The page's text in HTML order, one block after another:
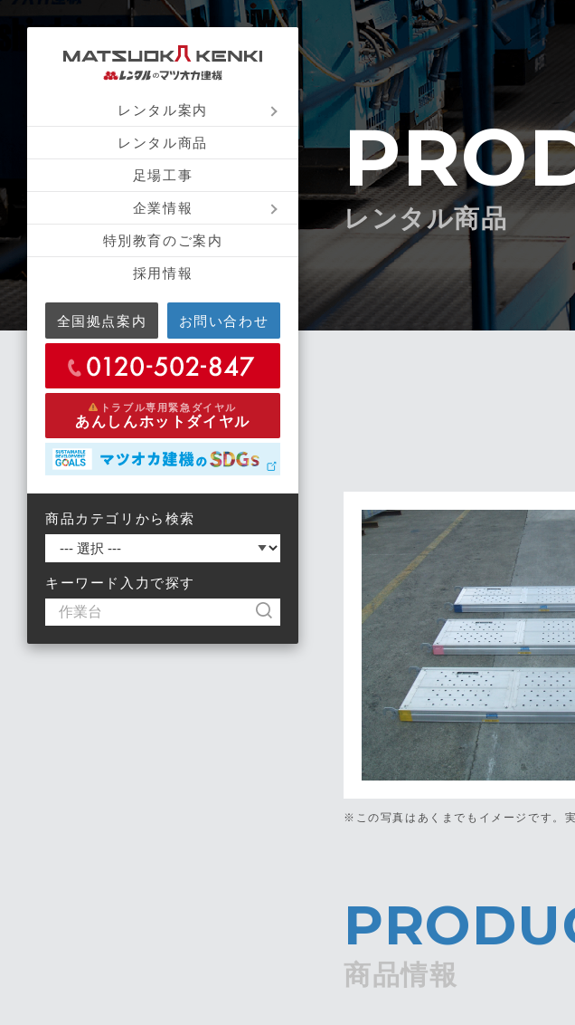
レンタル案内
レンタル商品
足場工事
企業情報
特別教育のご案内
採用情報
全国拠点案内 お問い合わせ
トラブル専用緊急ダイヤル
あんしんホットダイヤル
商品カテゴリから検索
キーワード入力で探す
レンタル商品
※この写真はあくまでもイメージです。
商品情報